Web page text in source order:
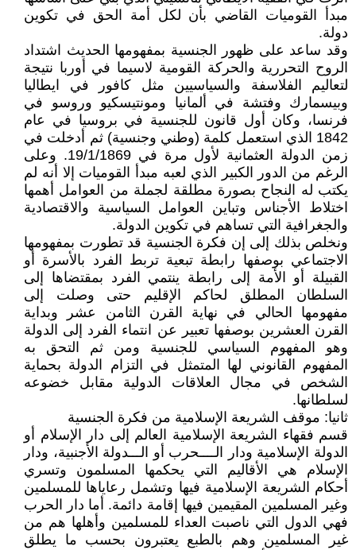
مبدأ القوميات القاضي بأن لكل أمة الحق في تكوين
دولة.
وقد ساعد على ظهور الجنسية بمفهومها الحديث اشتداد
الروح التحررية والحركة القومية لاسيما في أوربا نتيجة
لتعاليم الفلاسفة والسياسيين مثل كافور في ايطاليا
وبيسمارك وفتشة في ألمانيا ومونتيسكيو وروسو في
فرنسا، وكان أول قانون للجنسية في بروسيا في عام
1842 الذي استعمل كلمة (وطني وجنسية) ثم أدخلت في
زمن الدولة العثمانية لأول مرة في 19/1/1869. وعلى
الرغم من الدور الكبير الذي لعبه مبدأ القوميات إلا أنه لم
يكتب له النجاح بصورة مطلقة لجملة من العوامل أهمها
اختلاط الأجناس وتباين العوامل السياسية والاقتصادية
والجغرافية التي تساهم في تكوين الدولة.
ونخلص بذلك إلى إن فكرة الجنسية قد تطورت بمفهومها
الاجتماعي بوصفها رابطة تبعية تربط الفرد بالأسرة أو
القبيلة أو الأمة إلى رابطة ينتمي الفرد بمقتضاها إلى
السلطان المطلق لحاكم الإقليم حتى وصلت إلى
مفهومها الحالي في نهاية القرن الثامن عشر وبداية
القرن العشرين بوصفها تعبير عن انتماء الفرد إلى الدولة
وهو المفهوم السياسي للجنسية ومن ثم التحق به
المفهوم القانوني لها المتمثل في التزام الدولة بحماية
الشخص في مجال العلاقات الدولية مقابل خضوعه
لسلطانها.
ثانيا: موقف الشريعة الإسلامية من فكرة الجنسية
قسم فقهاء الشريعة الإسلامية العالم إلى دار الإسلام أو
الدولة الإسلامية ودار الــــحرب أو الـــدولة الأجنبية، ودار
الإسلام هي الأقاليم التي يحكمها المسلمون وتسري
أحكام الشريعة الإسلامية فيها وتشمل رعاياها للمسلمين
وغير المسلمين المقيمين فيها إقامة دائمة. أما دار الحرب
فهي الدول التي ناصبت العداء للمسلمين وأهلها هم من
غير المسلمين وهم بالطبع يعتبرون بحسب ما يطلق